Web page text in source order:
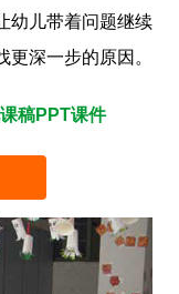
儿带着问题继续
深一步的原因。
稿PPT课件